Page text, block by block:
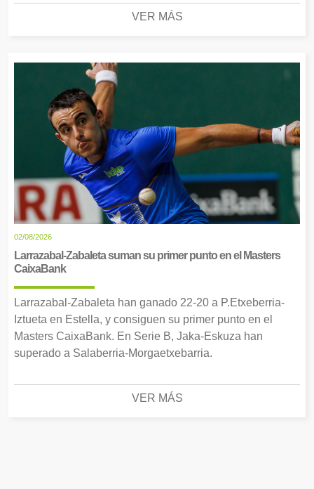
VER MÁS
02/08/2026
Larrazabal-Zabaleta suman su primer punto en el Masters
CaixaBank
Larrazabal-Zabaleta han ganado 22-20 a P.Etxeberria-
Iztueta en Estella, y consiguen su primer punto en el
Masters CaixaBank. En Serie B, Jaka-Eskuza han
superado a Salaberria-Morgaetxebarria.
VER MÁS